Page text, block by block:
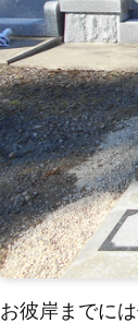
お彼岸までに